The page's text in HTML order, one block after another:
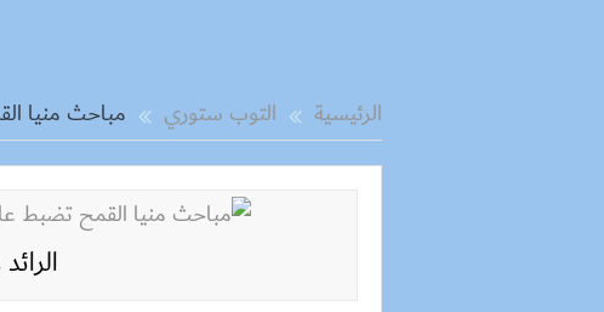
الرئيسية التوب ستوري مباحث منيا